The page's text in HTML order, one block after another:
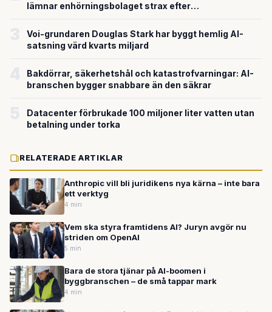
lämnar enhörningsbolaget strax efter
Voi-grundaren Douglas Stark har byggt hemlig AI-
satsning värd kvarts miljard
Bakdörrar, säkerhetshål och katastrofvarningar: AI-
branschen bygger snabbare än den säkrar
Datacenter förbrukade 100 miljoner liter vatten utan
betalning under torka
RELATERADE ARTIKLAR
Anthropic vill bli juridikens nya kärna – inte bara
ett verktyg
4 min
Vem ska styra framtidens AI? Juryn avgör nu
striden om OpenAI
5 min
Bara de stora tjänar på AI-boomen i
byggbranschen – de små tappar mark
4 min